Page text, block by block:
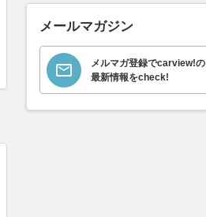
メールマガジン
メルマガ登録でcarview!の
最新情報をcheck!